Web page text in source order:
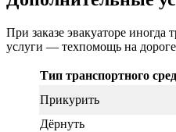
При заказе эвакуаторе иногда
услуги — техпомощь на
Тип транспортного
Прикурить
Дёрнуть